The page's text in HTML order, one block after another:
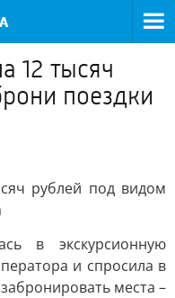
12 тысяч
поездки
в экскурсионную
и спросила в
места –